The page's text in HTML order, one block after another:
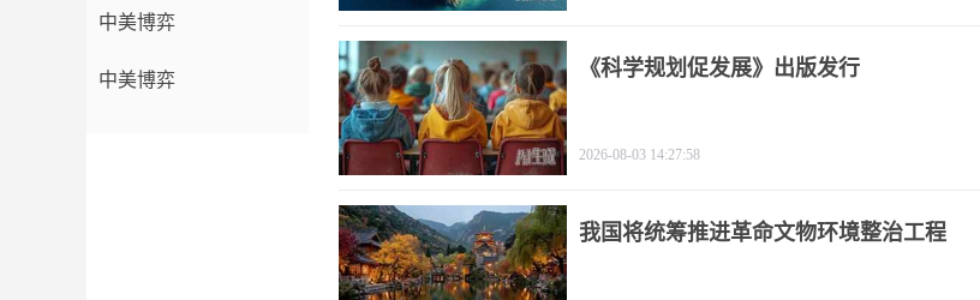
中美博弈
中美博弈 《科学规划促发展》出版发行
2026-08-03 14:27:58
我国将统筹推进革命文物环境整治工程